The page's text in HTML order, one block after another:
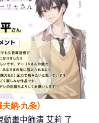
納·九条）
動畫中飾演 艾莉 了